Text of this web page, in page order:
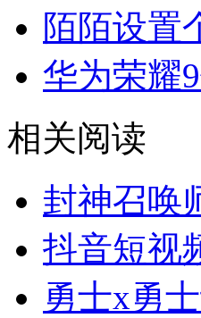
陌陌设置
华为荣耀
相关阅读
封神召唤
抖音短视
勇士x勇